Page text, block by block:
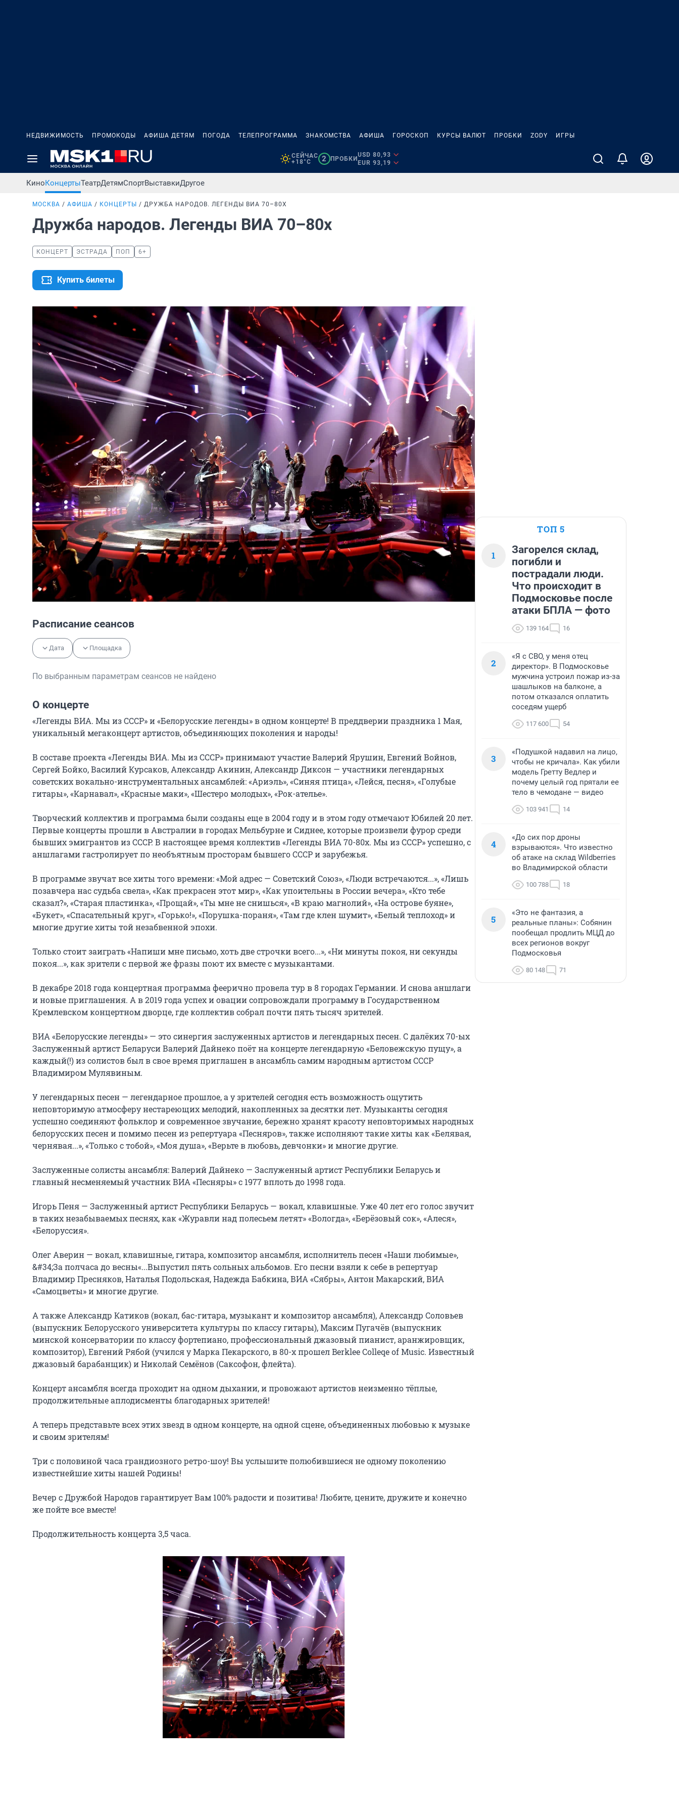
НЕДВИЖИМОСТЬ ПРОМОКОДЫ АФИША ДЕТЯМ ПОГОДА ТЕЛЕПРОГРАММА ЗНАКОМСТВА АФИША ГОРОСКОП КУРСЫ ВАЛЮТ ПРОБКИ ZODY ИГРЫ
СЕЙЧАС
+18°C
2 ПРОБКИ
USD 80,93
EUR 93,19
КиноКонцертыТеатрДетямСпортВыставкиДругое
МОСКВА АФИША КОНЦЕРТЫ ДРУЖБА НАРОДОВ. ЛЕГЕНДЫ ВИА 70–80Х
Дружба народов. Легенды ВИА 70–80х
КОНЦЕРТ ЭСТРАДА ПОП 6+
Купить билеты
Расписание сеансов
Дата Площадка
По выбранным параметрам сеансов не найдено
О концерте
«Легенды ВИА. Мы из СССР» и «Белорусские легенды» в одном концерте! В преддверии праздника 1 Мая,
уникальный мегаконцерт артистов, объединяющих поколения и народы!
В составе проекта «Легенды ВИА. Мы из СССР» принимают участие Валерий Ярушин, Евгений Войнов,
Сергей Бойко, Василий Курсаков, Александр Акинин, Александр Диксон — участники легендарных
советских вокально-инструментальных ансамблей: «Ариэль», «Синяя птица», «Лейся, песня», «Голубые
гитары», «Карнавал», «Красные маки», «Шестеро молодых», «Рок-ателье».
Творческий коллектив и программа были созданы еще в 2004 году и в этом году отмечают Юбилей 20 лет.
Первые концерты прошли в Австралии в городах Мельбурне и Сиднее, которые произвели фурор среди
бывших эмигрантов из СССР. В настоящее время коллектив «Легенды ВИА 70-80х. Мы из СССР» успешно, с
аншлагами гастролирует по необъятным просторам бывшего СССР и зарубежья.
В программе звучат все хиты того времени: «Мой адрес — Советский Союз», «Люди встречаются...», «Лишь
позавчера нас судьба свела», «Как прекрасен этот мир», «Как упоительны в России вечера», «Кто тебе
сказал?», «Старая пластинка», «Прощай», «Ты мне не снишься», «В краю магнолий», «На острове буяне»,
«Букет», «Спасательный круг», «Горько!», «Порушка-пораня», «Там где клен шумит», «Белый теплоход» и
многие другие хиты той незабвенной эпохи.
Только стоит заиграть «Напиши мне письмо, хоть две строчки всего...», «Ни минуты покоя, ни секунды
покоя...», как зрители с первой же фразы поют их вместе с музыкантами.
В декабре 2018 года концертная программа феерично провела тур в 8 городах Германии. И снова аншлаги
и новые приглашения. А в 2019 года успех и овации сопровождали программу в Государственном
Кремлевском концертном дворце, где коллектив собрал почти пять тысяч зрителей.
ВИА «Белорусские легенды» — это синергия заслуженных артистов и легендарных песен. С далёких 70-ых
Заслуженный артист Беларуси Валерий Дайнеко поёт на концерте легендарную «Беловежскую пущу», а
каждый(!) из солистов был в свое время приглашен в ансамбль самим народным артистом СССР
Владимиром Мулявиным.
У легендарных песен — легендарное прошлое, а у зрителей сегодня есть возможность ощутить
неповторимую атмосферу нестареющих мелодий, накопленных за десятки лет. Музыканты сегодня
успешно соединяют фольклор и современное звучание, бережно хранят красоту неповторимых народных
белорусских песен и помимо песен из репертуара «Песняров», также исполняют такие хиты как «Белявая,
чернявая...», «Только с тобой», «Моя душа», «Верьте в любовь, девчонки» и многие другие.
Заслуженные солисты ансамбля: Валерий Дайнеко — Заслуженный артист Республики Беларусь и
главный несменяемый участник ВИА «Песняры» c 1977 вплоть до 1998 года.
Игорь Пеня — Заслуженный артист Республики Беларусь — вокал, клавишные. Уже 40 лет его голос звучит
в таких незабываемых песнях, как «Журавли над полесьем летят» «Вологда», «Берёзовый сок», «Алеся»,
«Белоруссия».
Олег Аверин — вокал, клавишные, гитара, композитор ансамбля, исполнитель песен «Наши любимые»,
&#34;За полчаса до весны«...Выпустил пять сольных альбомов. Его песни взяли к себе в репертуар
Владимир Пресняков, Наталья Подольская, Надежда Бабкина, ВИА «Сябры», Антон Макарский, ВИА
«Самоцветы» и многие другие.
А также Александр Катиков (вокал, бас-гитара, музыкант и композитор ансамбля), Александр Соловьев
(выпускник Белорусского университета культуры по классу гитары), Максим Пугачёв (выпускник
минской консерватории по классу фортепиано, профессиональный джазовый пианист, аранжировщик,
композитор), Евгений Рябой (учился у Марка Пекарского, в 80-х прошел Berklee Colleqe of Music. Известный
джазовый барабанщик) и Николай Семёнов (Саксофон, флейта).
Концерт ансамбля всегда проходит на одном дыхании, и провожают артистов неизменно тёплые,
продолжительные аплодисменты благодарных зрителей!
А теперь представьте всех этих звезд в одном концерте, на одной сцене, объединенных любовью к музыке
и своим зрителям!
Три с половиной часа грандиозного ретро-шоу! Вы услышите полюбившиеся не одному поколению
известнейшие хиты нашей Родины!
Вечер с Дружбой Народов гарантирует Вам 100% радости и позитива! Любите, цените, дружите и конечно
же пойте все вместе!
Продолжительность концерта 3,5 часа.
ТОП 5
1
Загорелся склад,
погибли и
пострадали люди.
Что происходит в
Подмосковье после
атаки БПЛА — фото
139 164 16
2
«Я с СВО, у меня отец
директор». В Подмосковье
мужчина устроил пожар из-за
шашлыков на балконе, а
потом отказался оплатить
соседям ущерб
117 600 54
3
«Подушкой надавил на лицо,
чтобы не кричала». Как убили
модель Гретту Ведлер и
почему целый год прятали ее
тело в чемодане — видео
103 941 14
4
«До сих пор дроны
взрываются». Что известно
об атаке на склад Wildberries
во Владимирской области
100 788 18
5
«Это не фантазия, а
реальные планы»: Собянин
пообещал продлить МЦД до
всех регионов вокруг
Подмосковья
80 148 71